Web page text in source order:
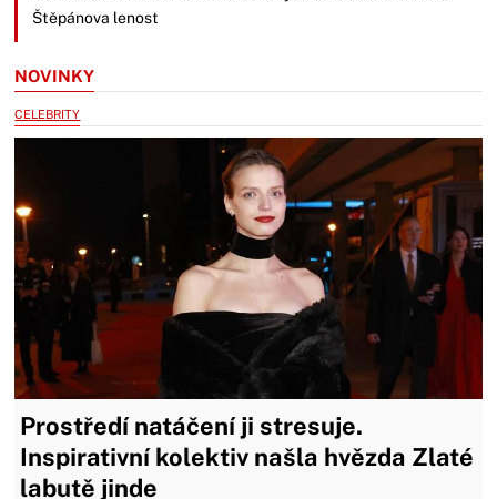
Štěpánova lenost
NOVINKY
CELEBRITY
Prostředí natáčení ji stresuje.
Inspirativní kolektiv našla hvězda Zlaté
labutě jinde